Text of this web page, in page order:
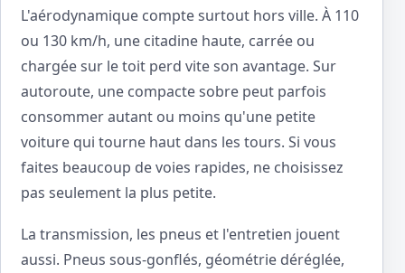
L'aérodynamique compte surtout hors ville. À 110
ou 130 km/h, une citadine haute, carrée ou
chargée sur le toit perd vite son avantage. Sur
autoroute, une compacte sobre peut parfois
consommer autant ou moins qu'une petite
voiture qui tourne haut dans les tours. Si vous
faites beaucoup de voies rapides, ne choisissez
pas seulement la plus petite.
La transmission, les pneus et l'entretien jouent
aussi. Pneus sous-gonflés, géométrie déréglée,